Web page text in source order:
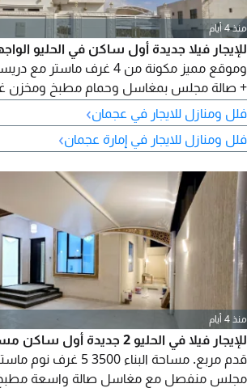
منذ 4 أيام
للإيجار فيلا جديدة أول ساكن في الحليو
وموقع مميز مكونة من 4 غرف
+ صالة مجلس بمغاسل وحمام مطبخ ومخزن
جلسة فوق الطابق الأول مع بر قوله + حوش
للسيارة (كل شيء جاهز من كهرباء ومياه
فلل ومنازل للايجار في عجمان›
فلل ومنازل للايجار في إمارة عجمان›
منذ 4 أيام
قدم مربع. مساحة البناء
مجلس منفصل مع مغاسل صالة واسعة مطبخ